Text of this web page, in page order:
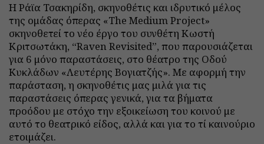
Η Ράϊα Τσακηρίδη, σκηνοθέτις και ιδρυτικό μέλος
της ομάδας όπερας «The Medium Project»
σκηνοθετεί το νέο έργο του συνθέτη Κωστή
Κριτσωτάκη, “Raven Revisited”, που παρουσιάζεται
για 6 μόνο παραστάσεις, στο θέατρο της Οδού
Κυκλάδων «Λευτέρης Βογιατζής». Με αφορμή την
παράσταση, η σκηνοθέτις μας μιλά για τις
παραστάσεις όπερας γενικά, για τα βήματα
προόδου με στόχο την εξοικείωση του κοινού με
αυτό το θεατρικό είδος, αλλά και για το τί καινούριο
ετοιμάζει.